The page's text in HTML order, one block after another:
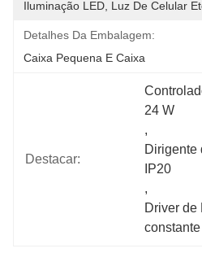
Iluminação LED, Luz De Celular
Detalhes Da Embalagem:
Caixa Pequena E Caixa
Destacar:
24 W
,
Dirigente
IP20
,
Driver de
constante